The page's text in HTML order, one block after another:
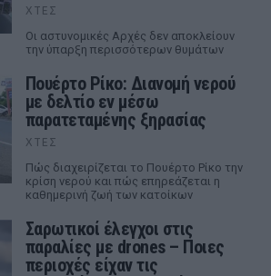
ΧΤΕΣ
Οι αστυνομικές Αρχές δεν αποκλείουν
την ύπαρξη περισσότερων θυμάτων
Πουέρτο Ρίκο: Διανομή νερού
με δελτίο εν μέσω
παρατεταμένης ξηρασίας
ΧΤΕΣ
Πώς διαχειρίζεται το Πουέρτο Ρίκο την
κρίση νερού και πώς επηρεάζεται η
καθημερινή ζωή των κατοίκων
Σαρωτικοί έλεγχοι στις
παραλίες με drones – Ποιες
περιοχές είχαν τις